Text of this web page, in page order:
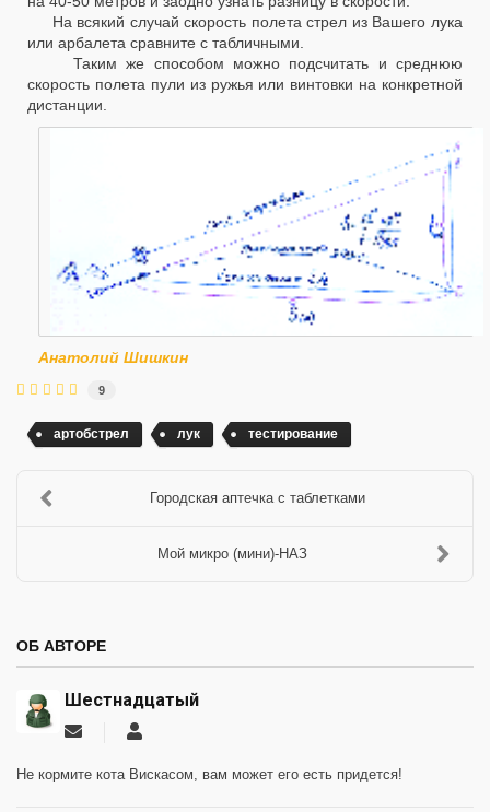
На всякий случай скорость полета стрел из Вашего лука
или арбалета сравните с табличными.
Таким же способом можно подсчитать и среднюю
скорость полета пули из ружья или винтовки на конкретной
дистанции.
Анатолий Шишкин
9
артобстрел лук тестирование
Городская аптечка с таблетками
Мой микро (мини)-НАЗ
ОБ АВТОРЕ
Шестнадцатый
Подписаться
обновление
Не кормите кота Вискасом, вам может его есть придется!